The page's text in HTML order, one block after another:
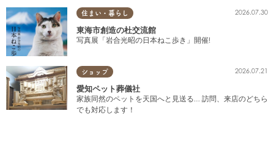
住まい・暮らし 2026.07.30
東海市創造の杜交流館
写真展「岩合光昭の日本ねこ歩き」開催!
ショップ 2026.07.21
愛知ペット葬儀社
家族同然のペットを天国へと見送る… 訪問、来店のどちら
でも対応します！